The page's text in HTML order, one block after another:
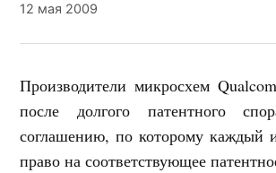
12 мая 2009
Производители микросхем
после долгого патентного
соглашению, по которому каждый
право на соответствующее